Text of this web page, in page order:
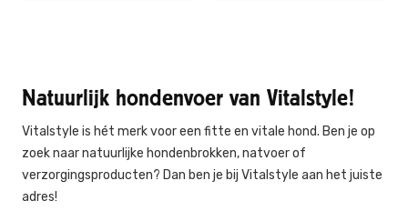
Natuurlijk hondenvoer van Vitalstyle!
Vitalstyle is hét merk voor een fitte en vitale hond. Ben je op
zoek naar natuurlijke hondenbrokken, natvoer of
verzorgingsproducten? Dan ben je bij Vitalstyle aan het juiste
adres!